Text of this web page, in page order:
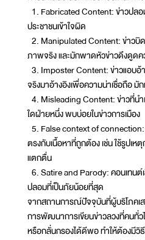
1. Fabricated Content: ข่าวปล
ประชาชนเข้าใจผิด
2. Manipulated Content: ข่าวบิ
ภาพจริง และมักพาดหัวข่าวดึงดูดค
3. Imposter Content: ข่าวแอบอ้
จริงมาอ้างอิงเพื่อความน่าเชื่อถือ มั
4. Misleading Content: ข่าวที่น
ใดฝ่ายหนึ่ง พบบ่อยในข่าวการเมือง
5. False context of
ตรงกับเนื้อหาที่ถูกต้อง เช่น ใช้รูปเ
แตกตื่น
6. Satire and Parody: คอนเทนต์
ปลอมที่เป็นภัยน้อยที่สุด
จากสถานการณ์ปัจจุบันที่ผู้บริโภคเ
การพัฒนาการเขียนข่าวลวงที่คนทั่ว
หรือกลั่นกรองได้ดีพอ ทำให้ต้องมีวิ